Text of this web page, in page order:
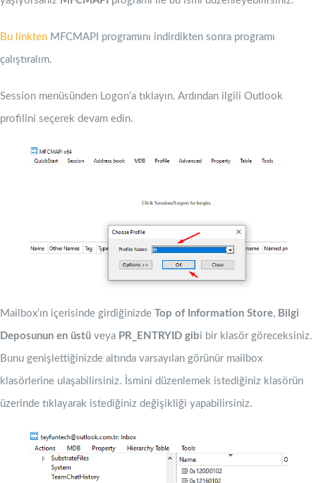
Bu linkten MFCMAPI programını indirdikten sonra programı
çalıştıralım.
Session menüsünden Logon’a tıklayın. Ardından ilgili Outlook
profilini seçerek devam edin.
Mailbox’ın içerisinde girdiğinizde Top of Information Store, Bilgi
Deposunun en üstü veya PR_ENTRYID gibi bir klasör göreceksiniz.
Bunu genişlettiğinizde altında varsayılan görünür mailbox
klasörlerine ulaşabilirsiniz. İsmini düzenlemek istediğiniz klasörün
üzerinde tıklayarak istediğiniz değişikliği yapabilirsiniz.